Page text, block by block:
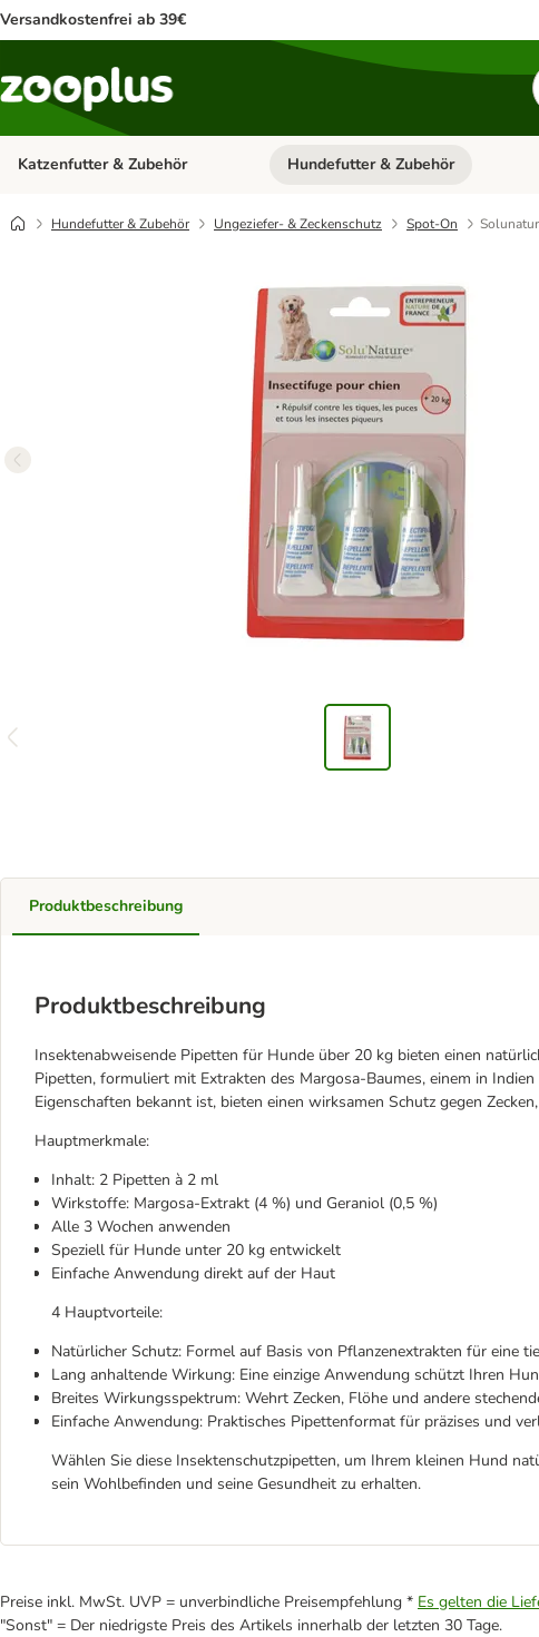
Versandkostenfrei ab 39€
Katzenfutter & Zubehör Kategorie-Menü öffnen: Katzenfutter
Hundefutter & Zubehör
Hundefutter & Zubehör Ungeziefer- & Zeckenschutz Spot-On
Produktbeschreibung
Produktbeschreibung
Insektenabweisende Pipetten für Hunde über 20 kg bieten einen
Pipetten, formuliert mit Extrakten des Margosa-Baumes, einem in
Eigenschaften bekannt ist, bieten einen wirksamen Schutz gegen
Hauptmerkmale:
Inhalt: 2 Pipetten à 2 ml
Wirkstoffe: Margosa-Extrakt (4 %) und Geraniol (0,5 %)
Alle 3 Wochen anwenden
Speziell für Hunde unter 20 kg entwickelt
Einfache Anwendung direkt auf der Haut
4 Hauptvorteile:
Natürlicher Schutz: Formel auf Basis von Pflanzenextrakten für eine
Lang anhaltende Wirkung: Eine einzige Anwendung schützt Ihren
Breites Wirkungsspektrum: Wehrt Zecken, Flöhe und andere
Einfache Anwendung: Praktisches Pipettenformat für präzises und
Wählen Sie diese Insektenschutzpipetten, um Ihrem kleinen Hund
sein Wohlbefinden und seine Gesundheit zu erhalten.
Preise inkl. MwSt. UVP = unverbindliche Preisempfehlung * Es gelten die
"Sonst" = Der niedrigste Preis des Artikels innerhalb der letzten 30 Tage.